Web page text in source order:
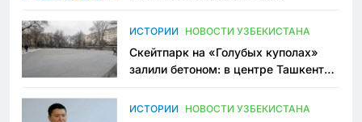
Узбекистане
ИСТОРИИ НОВОСТИ УЗБЕКИСТАНА
Скейтпарк на «Голубых куполах»
залили бетоном: в центре Ташкента
пространство
ИСТОРИИ НОВОСТИ УЗБЕКИСТАНА